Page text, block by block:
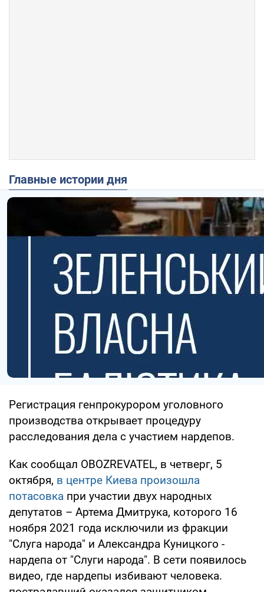
Главные истории дня
Регистрация генпрокурором уголовного
производства открывает процедуру
расследования дела с участием нардепов.
Как сообщал OBOZREVATEL, в четверг, 5
октября, в центре Киева произошла
потасовка при участии двух народных
депутатов – Артема Дмитрука, которого 16
ноября 2021 года исключили из фракции
"Слуга народа" и Александра Куницкого -
нардепа от "Слуги народа". В сети появилось
видео, где нардепы избивают человека.